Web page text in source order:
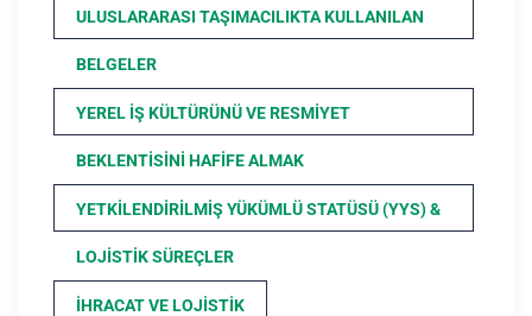
ULUSLARARASI TAŞIMACILIKTA KULLANILAN
BELGELER
YEREL İŞ KÜLTÜRÜNÜ VE RESMIYET
BEKLENTISINI HAFIFE ALMAK
YETKILENDIRILMIŞ YÜKÜMLÜ STATÜSÜ (YYS) &
LOJISTIK SÜREÇLER
İHRACAT VE LOJISTIK